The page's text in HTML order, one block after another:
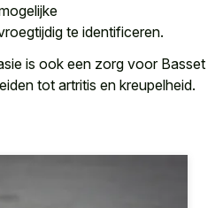
te identificeren.
is ook een zorg voor Basset
tot artritis en kreupelheid.